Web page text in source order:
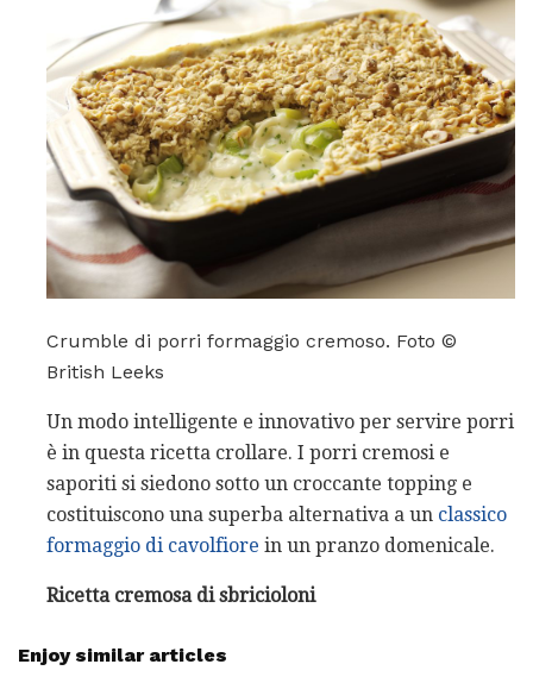
Crumble di porri formaggio cremoso. Foto ©
British Leeks
Un modo intelligente e innovativo per servire porri
è in questa ricetta crollare. I porri cremosi e
saporiti si siedono sotto un croccante topping e
costituiscono una superba alternativa a un classico
formaggio di cavolfiore in un pranzo domenicale.
Ricetta cremosa di sbricioloni
Enjoy similar articles